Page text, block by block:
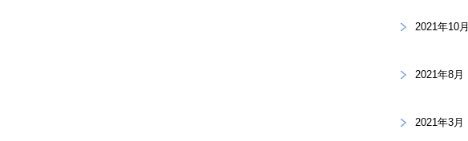
2021年10月
2021年8月
2021年3月